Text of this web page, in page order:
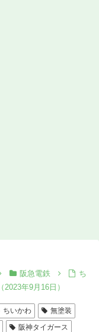
阪急電鉄
ち
年9月16日）
ちいかわ
無塗装
阪神タイガース